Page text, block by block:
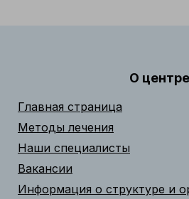
О центре
Главная страница
Методы лечения
Наши специалисты
Вакансии
Информация о структуре и